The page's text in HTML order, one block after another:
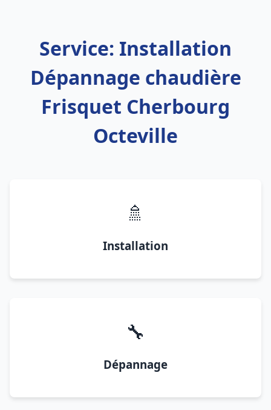
Service: Installation
Dépannage chaudière
Frisquet Cherbourg
Octeville
🚿
Installation
🔧
Dépannage